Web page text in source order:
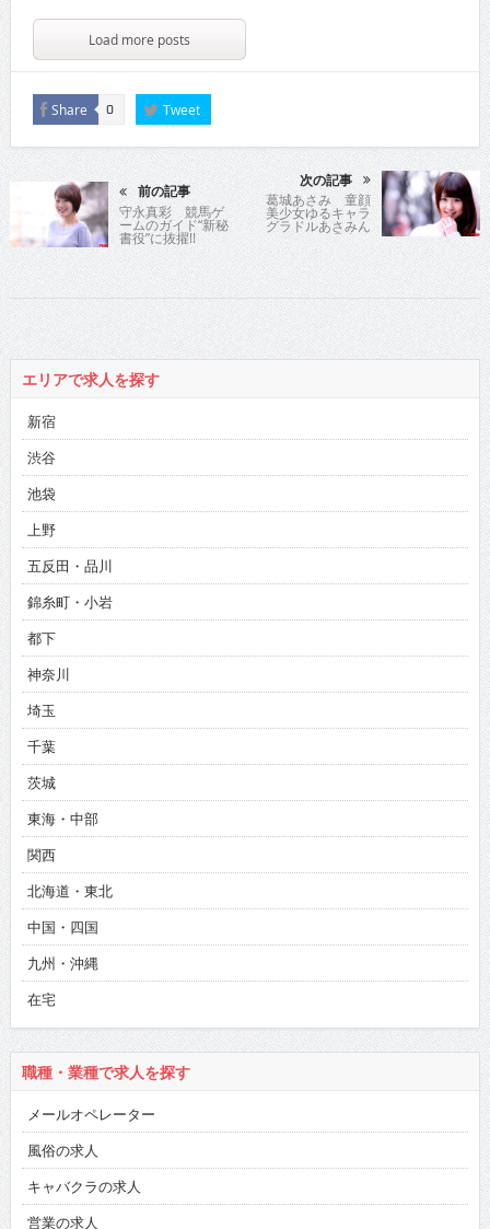
Load more posts
Share 0 Tweet
前の記事
守永真彩 競馬ゲ
ームのガイド“新秘
書役”に抜擢!!
次の記事
葛城あさみ 童顔
美少女ゆるキャラ
グラドルあさみん
見参
エリアで求人を探す
新宿
渋谷
池袋
上野
五反田・品川
錦糸町・小岩
都下
神奈川
埼玉
千葉
茨城
東海・中部
関西
北海道・東北
中国・四国
九州・沖縄
在宅
職種・業種で求人を探す
メールオペレーター
風俗の求人
キャバクラの求人
営業の求人